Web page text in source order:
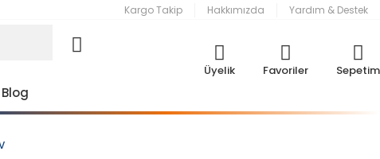
Kargo Takip Hakkımızda Yardım & Destek
Üyelik Favoriler Sepetim
Blog